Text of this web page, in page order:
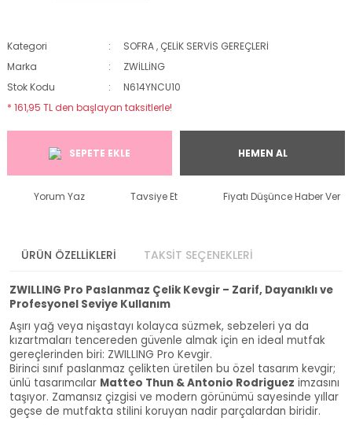
Kategori SOFRA, ÇELİK SERVİS GEREÇLERİ
Marka
ZWİLLİNG
Stok Kodu
N614YNCU10
* 161,95 TL den başlayan taksitlerle!
SEPETE EKLE HEMEN AL
Yorum Yaz Tavsiye Et Fiyatı Düşünce Haber Ver
ÜRÜN ÖZELLİKLERİ TAKSİT SEÇENEKLERİ
ZWILLING Pro Paslanmaz Çelik Kevgir – Zarif, Dayanıklı ve
Profesyonel Seviye Kullanım
Aşırı yağ veya nişastayı kolayca süzmek, sebzeleri ya da
kızartmaları tencereden güvenle almak için en ideal mutfak
gereçlerinden biri: ZWILLING Pro Kevgir.
Birinci sınıf paslanmaz çelikten üretilen bu özel tasarım kevgir;
ünlü tasarımcılar Matteo Thun & Antonio Rodriguez imzasını
taşıyor. Zamansız çizgisi ve modern görünümü sayesinde yıllar
geçse de mutfakta stilini koruyan nadir parçalardan biridir.